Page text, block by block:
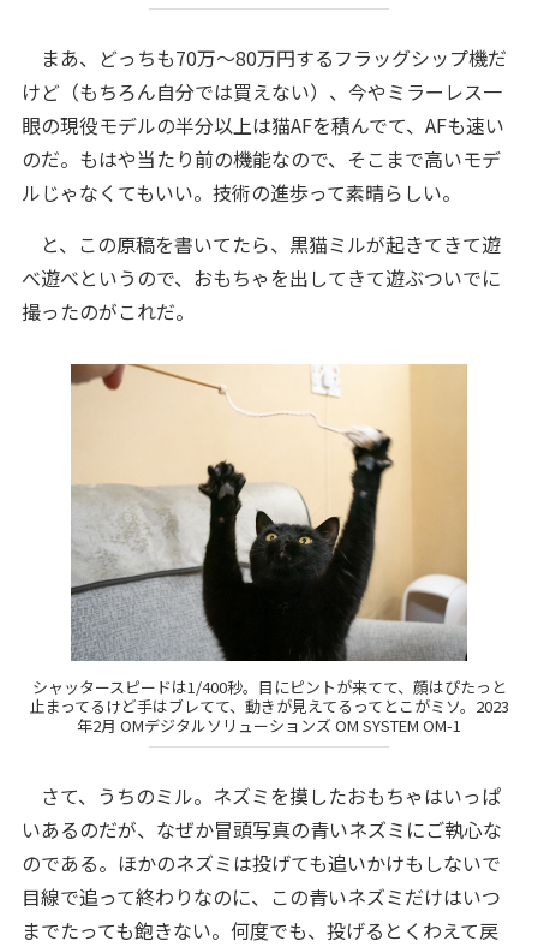
まあ、どっちも70万〜80万円するフラッグシップ機だ
けど（もちろん自分では買えない）、今やミラーレス一
眼の現役モデルの半分以上は猫AFを積んでて、AFも速い
のだ。もはや当たり前の機能なので、そこまで高いモデ
ルじゃなくてもいい。技術の進歩って素晴らしい。
と、この原稿を書いてたら、黒猫ミルが起きてきて遊
べ遊べというので、おもちゃを出してきて遊ぶついでに
撮ったのがこれだ。
シャッタースピードは1/400秒。目にピントが来てて、顔はぴたっと
止まってるけど手はブレてて、動きが見えてるってとこがミソ。2023
年2月 OMデジタルソリューションズ OM SYSTEM OM-1
さて、うちのミル。ネズミを摸したおもちゃはいっぱ
いあるのだが、なぜか冒頭写真の青いネズミにご執心な
のである。ほかのネズミは投げても追いかけもしないで
目線で追って終わりなのに、この青いネズミだけはいつ
までたっても飽きない。何度でも、投げるとくわえて戻